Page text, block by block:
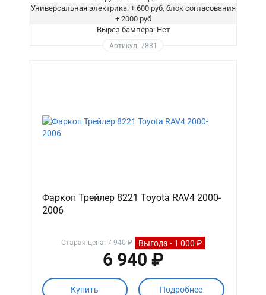
Универсальная электрика: + 600 руб, блок согласования
+ 2000 руб
Вырез бампера: Нет
Артикул: 7831
Фаркоп Трейлер 8221 Toyota RAV4 2000-
2006
Старая цена: 7 940 ₽ Выгода - 1 000 ₽
6 940 ₽
Купить Подробнее